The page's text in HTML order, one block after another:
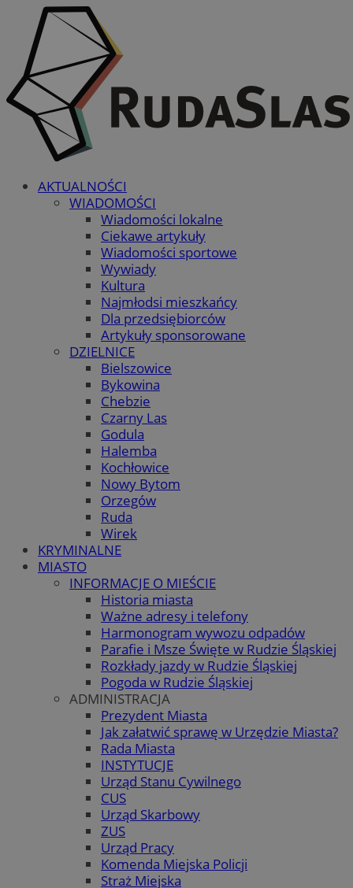
AKTUALNOŚCI
WIADOMOŚCI
Wiadomości lokalne
Ciekawe artykuły
Wiadomości sportowe
Wywiady
Kultura
Najmłodsi mieszkańcy
Dla przedsiębiorców
Artykuły sponsorowane
DZIELNICE
Bielszowice
Bykowina
Chebzie
Czarny Las
Godula
Halemba
Kochłowice
Nowy Bytom
Orzegów
Ruda
Wirek
KRYMINALNE
MIASTO
INFORMACJE O MIEŚCIE
Historia miasta
Ważne adresy i telefony
Harmonogram wywozu odpadów
Parafie i Msze Święte w Rudzie Śląskiej
Rozkłady jazdy w Rudzie Śląskiej
Pogoda w Rudzie Śląskiej
ADMINISTRACJA
Prezydent Miasta
Jak załatwić sprawę w Urzędzie Miasta?
Rada Miasta
INSTYTUCJE
Urząd Stanu Cywilnego
CUS
Urząd Skarbowy
ZUS
Urząd Pracy
Komenda Miejska Policji
Straż Miejska